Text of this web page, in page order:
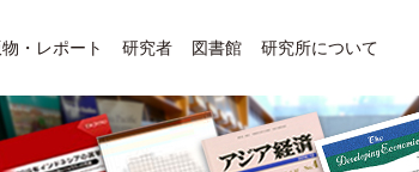
・レポート 研究者 図書館 研究所について